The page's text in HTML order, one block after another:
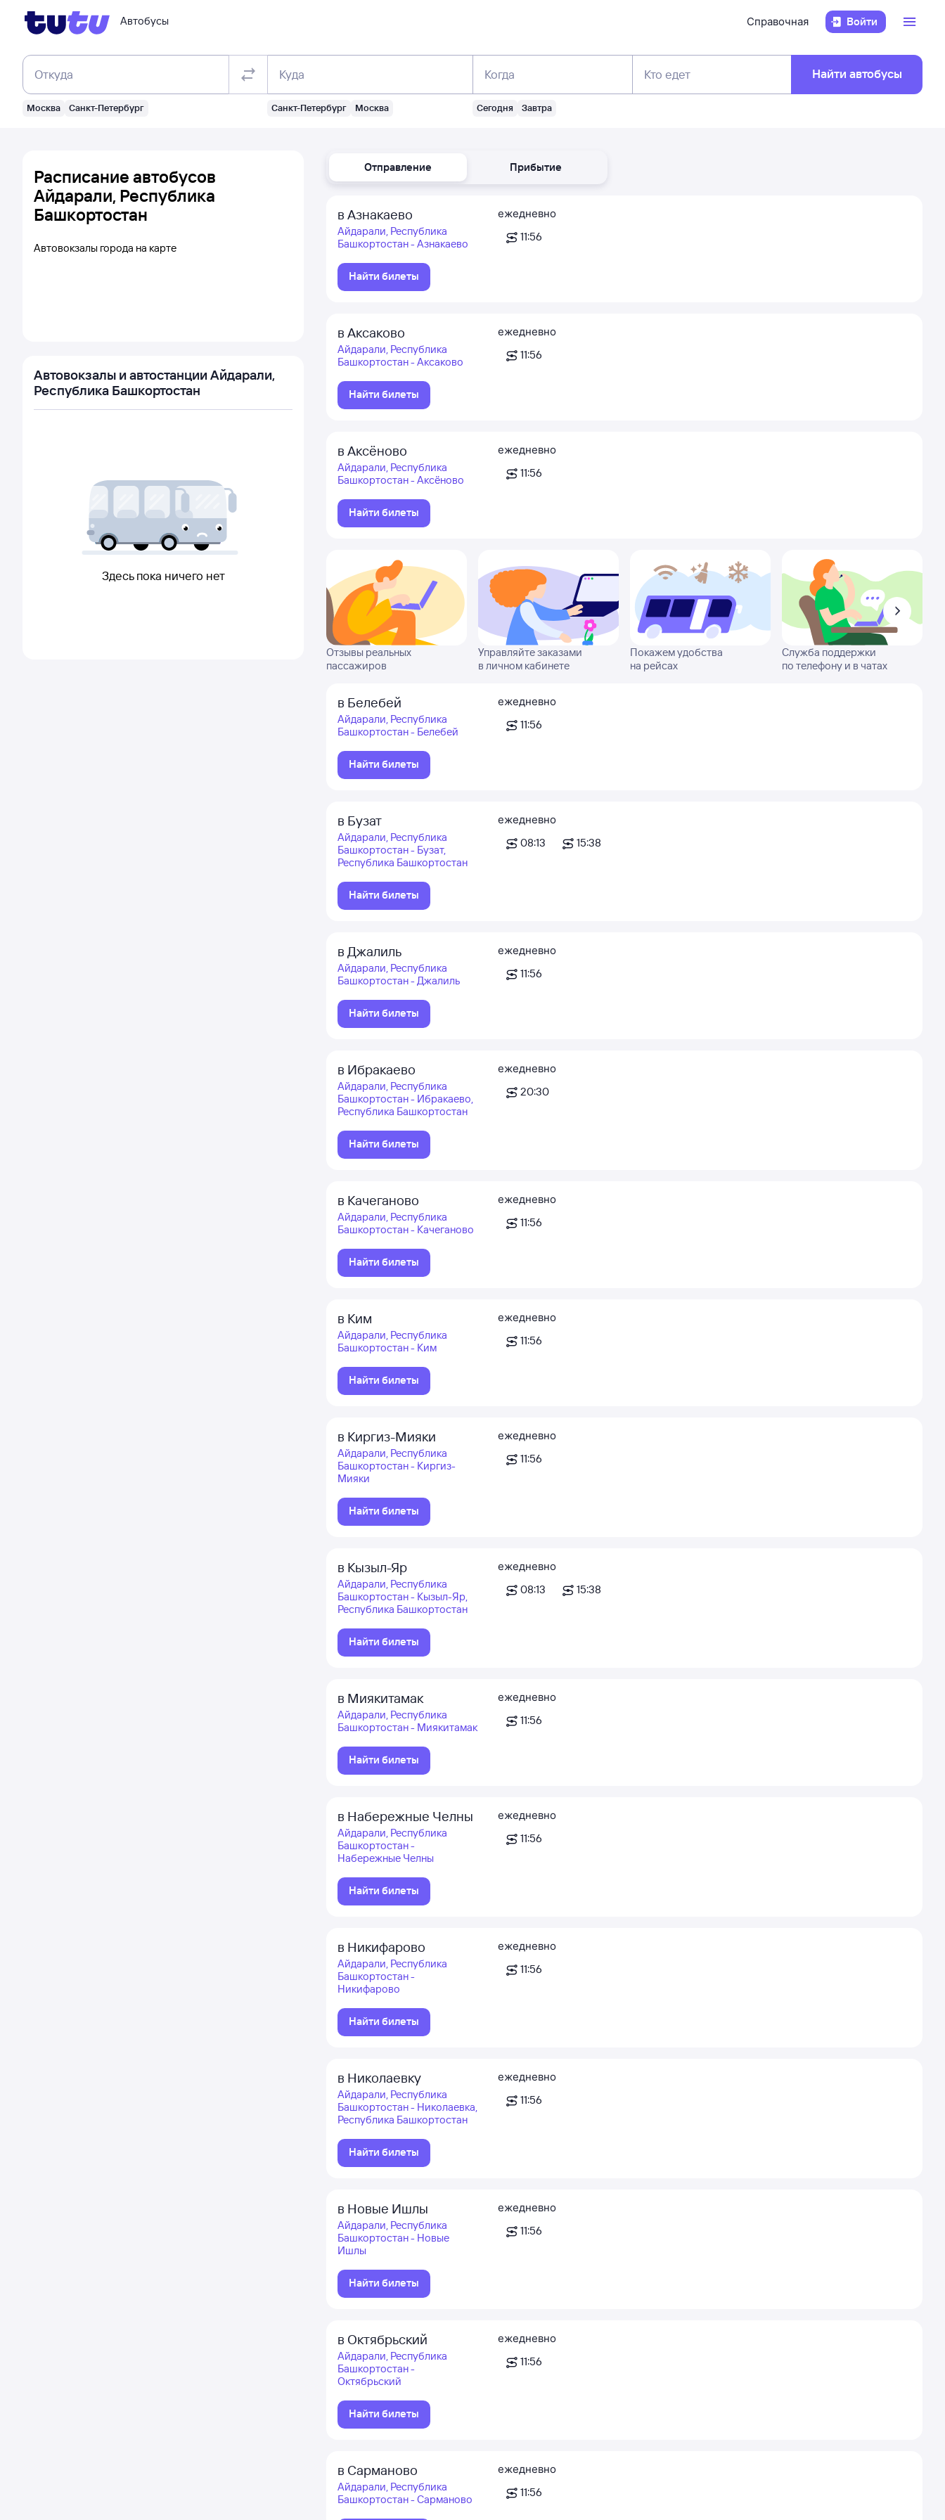
Автобусы Справочная Войти
Откуда
Москва Санкт-Петербург
Куда
Санкт-Петербург Москва
Когда
Сегодня Завтра
Кто едет Найти автобусы
Отправление Прибытие
в Азнакаево
Айдарали, Республика
Башкортостан - Азнакаево
Найти билеты
ежедневно
11:56
в Аксаково
Айдарали, Республика
Башкортостан - Аксаково
Найти билеты
ежедневно
11:56
в Аксёново
Айдарали, Республика
Башкортостан - Аксёново
Найти билеты
ежедневно
11:56
Отзывы реальных
пассажиров
Управляйте заказами
в личном кабинете
Покажем удобства
на рейсах
Служба поддержки
по телефону и в чатах
в Белебей
Айдарали, Республика
Башкортостан - Белебей
Найти билеты
ежедневно
11:56
в Бузат
Айдарали, Республика
Башкортостан - Бузат,
Республика Башкортостан
Найти билеты
ежедневно
08:13
15:38
в Джалиль
Айдарали, Республика
Башкортостан - Джалиль
Найти билеты
ежедневно
11:56
в Ибракаево
Айдарали, Республика
Башкортостан - Ибракаево,
Республика Башкортостан
Найти билеты
ежедневно
20:30
в Качеганово
Айдарали, Республика
Башкортостан - Качеганово
Найти билеты
ежедневно
11:56
в Ким
Айдарали, Республика
Башкортостан - Ким
Найти билеты
ежедневно
11:56
в Киргиз-Мияки
Айдарали, Республика
Башкортостан - Киргиз-
Мияки
Найти билеты
ежедневно
11:56
в Кызыл-Яр
Айдарали, Республика
Башкортостан - Кызыл-Яр,
Республика Башкортостан
Найти билеты
ежедневно
08:13
15:38
в Миякитамак
Айдарали, Республика
Башкортостан - Миякитамак
Найти билеты
ежедневно
11:56
в Набережные Челны
Айдарали, Республика
Башкортостан -
Набережные Челны
Найти билеты
ежедневно
11:56
в Никифарово
Айдарали, Республика
Башкортостан -
Никифарово
Найти билеты
ежедневно
11:56
в Николаевку
Айдарали, Республика
Башкортостан - Николаевка,
Республика Башкортостан
Найти билеты
ежедневно
11:56
в Новые Ишлы
Айдарали, Республика
Башкортостан - Новые
Ишлы
Найти билеты
ежедневно
11:56
в Октябрьский
Айдарали, Республика
Башкортостан -
Октябрьский
Найти билеты
ежедневно
11:56
в Сарманово
Айдарали, Республика
Башкортостан - Сарманово
ежедневно
11:56
Расписание автобусов
Айдарали, Республика
Башкортостан
Автовокзалы города на карте
Автовокзалы и автостанции Айдарали,
Республика Башкортостан
Здесь пока ничего нет